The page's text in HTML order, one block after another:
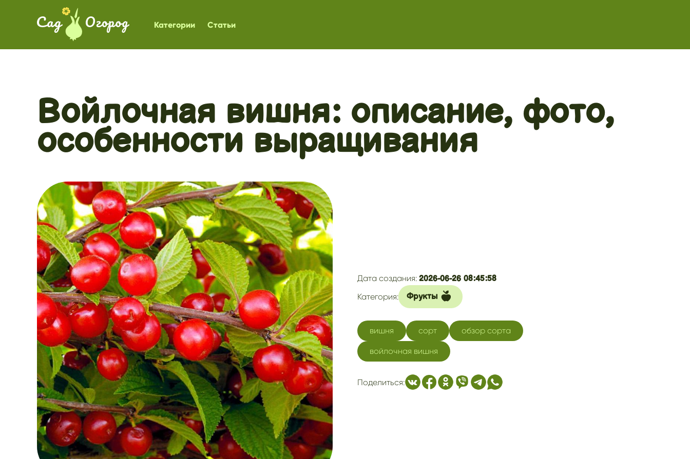
Категории Статьи
Войлочная вишня: описание, фото,
особенности выращивания
Дата создания: 2026-06-26 08:45:58
Категория: Фрукты
вишня сорт обзор сорта
войлочная вишня
Поделиться: